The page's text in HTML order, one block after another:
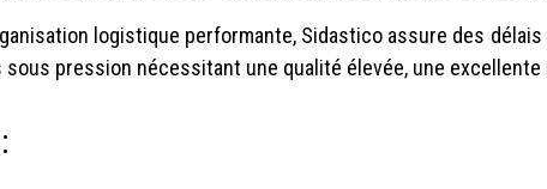
logistique performante, Sidastico assure des
pression nécessitant une qualité élevée, une